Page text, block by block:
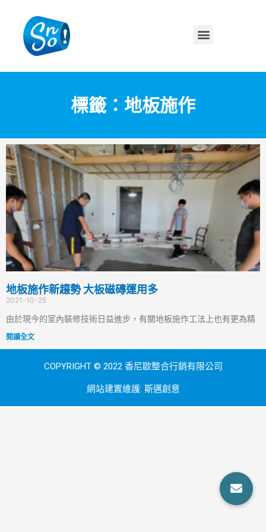
標籤：地板施作
地板施作新趨勢 大板磁磚運用多
2021-10-25
由於現今的室內裝修技術日益進步，有關地板施作工法上也有更為精
閱讀全文
COPYRIGHT © 2022 香尼歐整合行銷有限公司
網站建置維護: 斯邁創意